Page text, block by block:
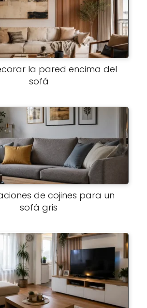
la pared encima del
sofá
de cojines para un
sofá gris